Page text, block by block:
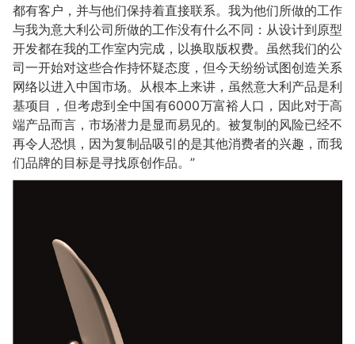
都有客户，并与他们保持着直接联系。我为他们所做的工作
与我为意大利公司所做的工作没有什么不同：从设计到原型
开发都在我的工作室内完成，以换取版权费。虽然我们的公
司一开始对这些合作持怀疑态度，但今天纷纷试图创造关系
网络以进入中国市场。从根本上来讲，虽然意大利产品是利
基项目，但考虑到全中国有6000万富裕人口，因此对于高
端产品而言，市场潜力是显而易见的。被复制的风险已经不
再令人恐惧，因为复制品吸引的是其他消费者的兴趣，而我
们品牌的目标是寻找原创作品。”